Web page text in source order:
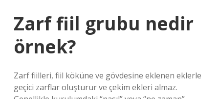
Zarf fiil grubu nedir
örnek?
Zarf fiilleri, fiil köküne ve gövdesine eklenen eklerle
geçici zarflar oluşturur ve çekim ekleri almaz.